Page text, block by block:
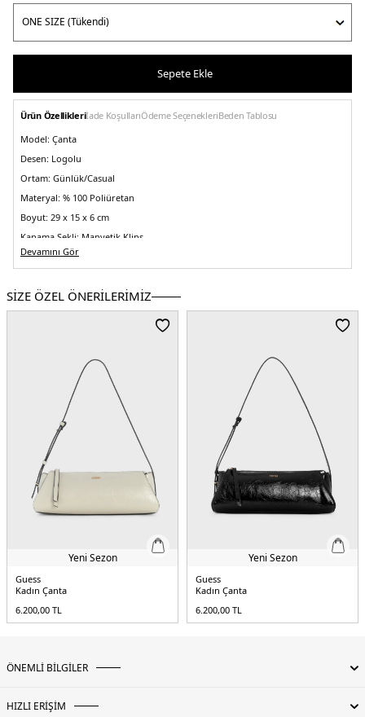
Sepete Ekle
Ürün Özellikleriİade KoşullarıÖdeme SeçenekleriBeden Tablosu
Model: Çanta
Desen: Logolu
Ortam: Günlük/Casual
Materyal: % 100 Poliüretan
Boyut: 29 x 15 x 6 cm
Kapama Şekli: Manyetik Klips
Yaş Grubu:Yetişkin
Menşei:Türkiye
5DY2HWSG9917210LTL.03
Devamını Gör
SİZE ÖZEL ÖNERİLERİMİZ
Yeni Sezon
Guess
Kadın Çanta
6.200,00 TL
Yeni Sezon
Guess
Kadın Çanta
6.200,00 TL
ÖNEMLİ BİLGİLER
HIZLI ERİŞİM